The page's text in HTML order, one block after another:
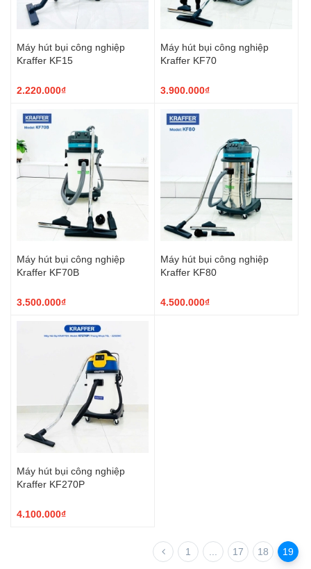
Máy hút bụi công nghiệp
Kraffer KF15
2.220.000₫
Máy hút bụi công nghiệp
Kraffer KF70
3.900.000₫
Máy hút bụi công nghiệp
Kraffer KF70B
3.500.000₫
Máy hút bụi công nghiệp
Kraffer KF80
4.500.000₫
Máy hút bụi công nghiệp
Kraffer KF270P
4.100.000₫
1 17 18 19